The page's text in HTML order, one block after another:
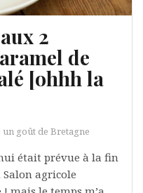
2
de
[ohhh la
un goût de Bretagne
était prévue à la fin
agricole